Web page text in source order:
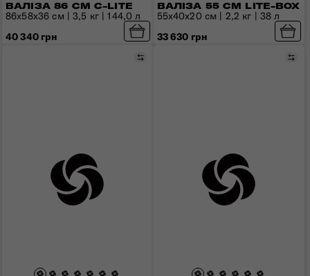
ВАЛІЗА 86 СМ C-LITE
86x58x36 см | 3,5 кг | 144,0 л
40 340 грн
ВАЛІЗА 55 СМ LITE-BOX
55x40x20 см | 2,2 кг | 38 л
33 630 грн
Порівняти